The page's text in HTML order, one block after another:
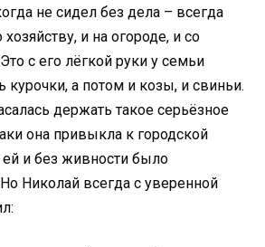
не сидел без дела – всегда
и на огороде, и со
с его лёгкой руки у семьи
курочки, а потом и козы, и свиньи.
держать такое серьёзное
она привыкла к городской
и без живности было
Николай всегда с уверенной